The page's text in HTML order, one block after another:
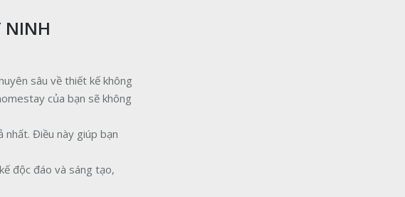
NINH
sâu về thiết kế không
của bạn sẽ không
nhất. Điều này giúp bạn
độc đáo và sáng tạo,